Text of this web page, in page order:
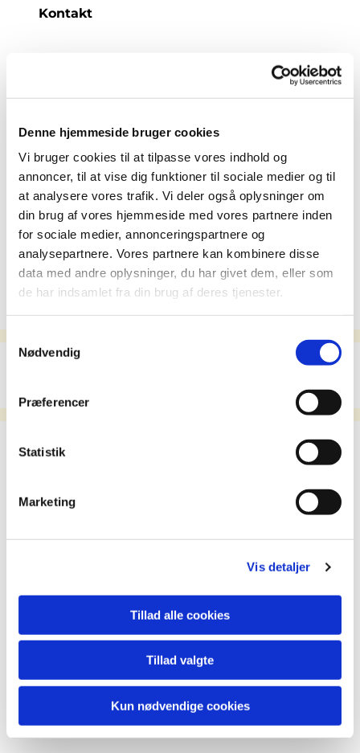
Denne hjemmeside bruger cookies
Vi bruger cookies til at tilpasse vores indhold og
annoncer, til at vise dig funktioner til sociale medier og til
at analysere vores trafik. Vi deler også oplysninger om
din brug af vores hjemmeside med vores partnere inden
for sociale medier, annonceringspartnere og
analysepartnere. Vores partnere kan kombinere disse
data med andre oplysninger, du har givet dem, eller som
de har indsamlet fra din brug af deres tjenester.
Nødvendig
Præferencer
Statistik
Marketing
Vis detaljer
Tillad alle cookies
Tillad valgte
Kun nødvendige cookies
Kontakt
Accepter venligst marketingcookies for
at se dette kort.
Accepter cookies
Kommende begivenheder